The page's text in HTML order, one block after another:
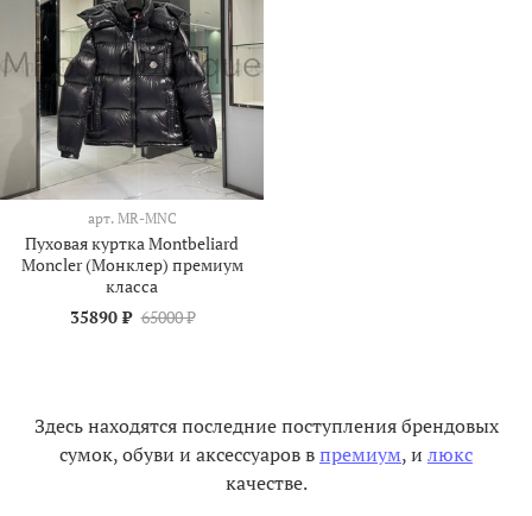
арт. MR-MNC
Пуховая куртка Montbeliard
Moncler (Монклер) премиум
класса
35890 ₽ 65000 ₽
Здесь находятся последние поступления брендовых
сумок, обуви и аксессуаров впремиум, и люкс
качестве.